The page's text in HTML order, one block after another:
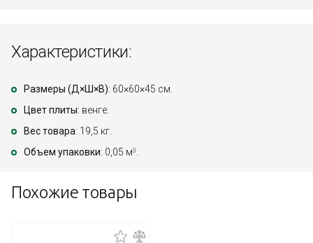
Характеристики:
Размеры (Д×Ш×В): 60×60×45 см.
Цвет плиты: венге.
Вес товара: 19,5 кг.
Объем упаковки: 0,05 м3 .
Похожие товары